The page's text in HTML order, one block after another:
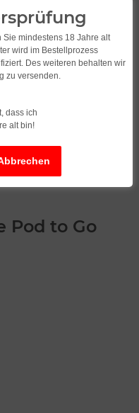
Pod to Go
mindestens 18 Jahre alt
wird im Bestellprozess
Des weiteren behalten wir
zu versenden.
dass ich
alt bin!